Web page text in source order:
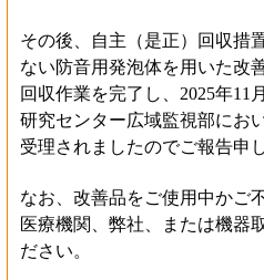
その後、自主（是正）回収措
ない防音用発泡体を用いた改
回収作業を完了し、2025年11
研究センター広域監視部にお
受理されましたのでご報告申
なお、改善品をご使用中かご
医療機関、弊社、または機器
ださい。